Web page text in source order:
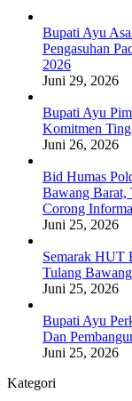
Bupati Ayu
Pengasuhan
2026
Juni 29, 2026
Bupati Ayu
Komitmen
Juni 26, 2026
Bid Humas
Bawang Barat,
Corong
Juni 25, 2026
Semarak HUT
Tulang
Juni 25, 2026
Bupati Ayu
Dan
Juni 25, 2026
Kategori